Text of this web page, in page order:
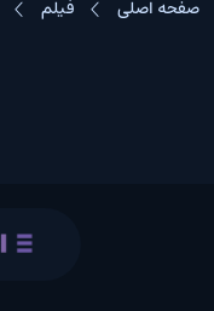
صفحه اصلی فیلم